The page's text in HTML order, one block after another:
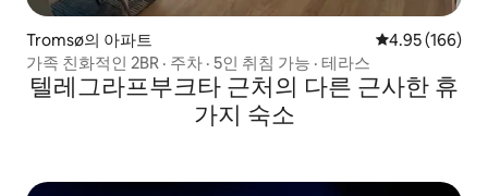
Tromsø의 아파트 평점 4.95점(5
4.95 (166)
가족 친화적인 2BR · 주차 · 5인 취침 가능 · 테라스
텔레그라프부크타 근처의 다른 근사한 휴
가지 숙소